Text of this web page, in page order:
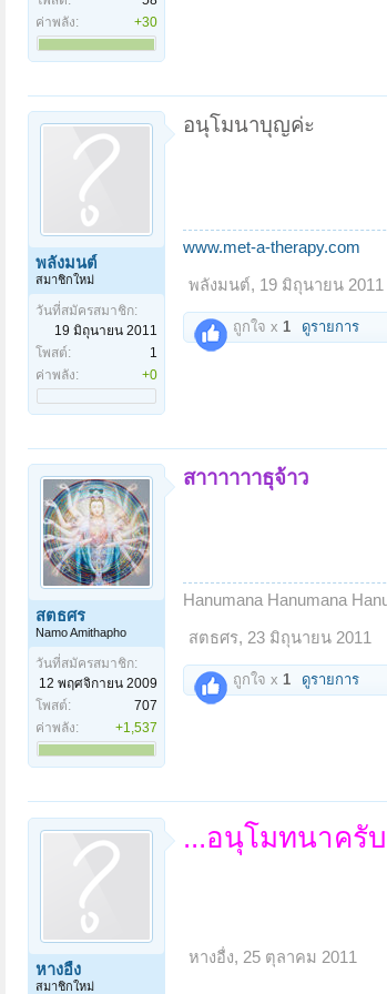
ค่าพลัง:
+30
พลังมนต์
สมาชิกใหม่
วันที่สมัครสมาชิก:
19 มิถุนายน 2011
โพสต์:
1
ค่าพลัง:
+0
อนุโมนาบุญค่ะ
www.met-a-therapy.com
พลังมนต์, 19 มิถุนายน 2011
ถูกใจ x 1 ดูรายการ
สตธศร
Namo Amithapho
วันที่สมัครสมาชิก:
12 พฤศจิกายน 2009
โพสต์:
707
ค่าพลัง:
+1,537
สาาาาาาธุจ้าว
Hanumana Hanumana
สตธศร, 23 มิถุนายน 2011
ถูกใจ x 1 ดูรายการ
หางอื่ง
สมาชิกใหม่
...อนุโมทนาครั
หางอื่ง, 25 ตุลาคม 2011